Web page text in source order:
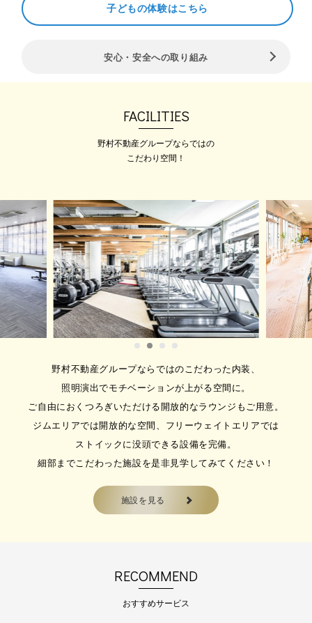
夏本番！！【8月】スタートパ
2026.08.01
29歳以下 新規入会時限定プラン
メガロスを気軽に…
2026.08.01
8月【女性限定】18時以降の無
料体験 レディースナイト体験
実施中！
仕事帰りに、自分のためのリフレッ
2026.08.01
【好評受付中！】8月ゴルフス
メガロス調布店のゴルフスクールは
ジムもスパも使えま…
合ったクラスが選べる！
験のご案内 大人の…
子どもの体験はこちら
安心・安全への取り組み
FACILITIES
野村不動産グループならではの
こだわり空間！
野村不動産グループならではのこだわった内装、
照明演出でモチベーションが上がる空間に。
ご自由におくつろぎいただける開放的なラウンジもご用意。
ジムエリアでは開放的な空間、フリーウェイトエリアでは
ストイックに没頭できる設備を完備。
細部までこだわった施設を是非見学してみてください！
施設を見る
RECOMMEND
おすすめサービス